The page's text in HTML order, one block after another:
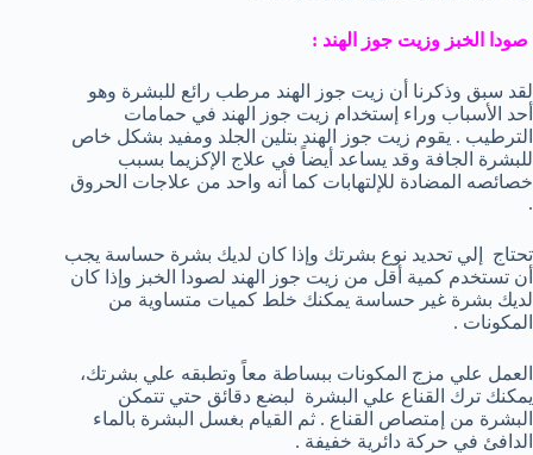
صودا الخبز وزيت جوز الهند :
لقد سبق وذكرنا أن زيت جوز الهند مرطب رائع للبشرة وهو
أحد الأسباب وراء إستخدام زيت جوز الهند في حمامات
الترطيب . يقوم زيت جوز الهند بتلين الجلد ومفيد بشكل خاص
للبشرة الجافة وقد يساعد أيضاً في علاج الإكزيما بسبب
خصائصه المضادة للإلتهابات كما أنه واحد من علاجات الحروق
.
تحتاج إلي تحديد نوع بشرتك وإذا كان لديك بشرة حساسة يجب
أن تستخدم كمية أقل من زيت جوز الهند لصودا الخبز وإذا كان
لديك بشرة غير حساسة يمكنك خلط كميات متساوية من
المكونات .
العمل علي مزج المكونات ببساطة معاً وتطبقه علي بشرتك،
يمكنك ترك القناع علي البشرة لبضع دقائق حتي تتمكن
البشرة من إمتصاص القناع . ثم القيام بغسل البشرة بالماء
الدافئ في حركة دائرية خفيفة .